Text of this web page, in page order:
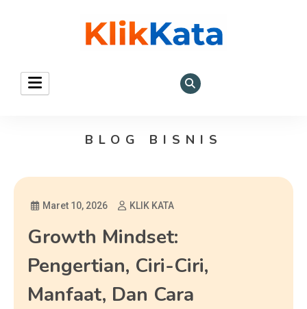
KLIK KATA – Referensi
Bisnis dan Ekonomi
BLOG BISNIS
Maret 10, 2026 KLIK KATA
Growth Mindset:
Pengertian, Ciri-Ciri,
Manfaat, Dan Cara